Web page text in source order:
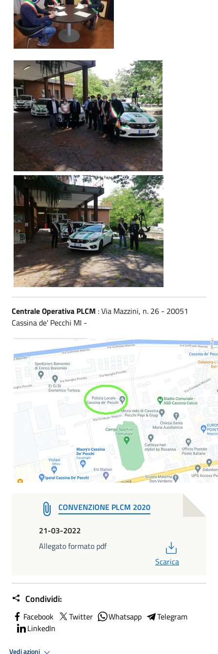
Centrale Operativa PLCM : Via Mazzini, n. 26 - 20051
Cassina de' Pecchi MI -
CONVENZIONE PLCM 2020
21-03-2022
Allegato formato pdf
Scarica
Condividi:
Facebook Twitter Whatsapp
Telegram
LinkedIn
Vedi azioni